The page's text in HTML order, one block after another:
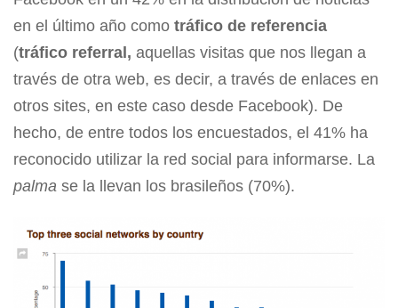
en el último año como tráfico de referencia
(tráfico referral, aquellas visitas que nos llegan a
través de otra web, es decir, a través de enlaces en
otros sites, en este caso desde Facebook). De
hecho, de entre todos los encuestados, el 41% ha
reconocido utilizar la red social para informarse. La
palma se la llevan los brasileños (70%).